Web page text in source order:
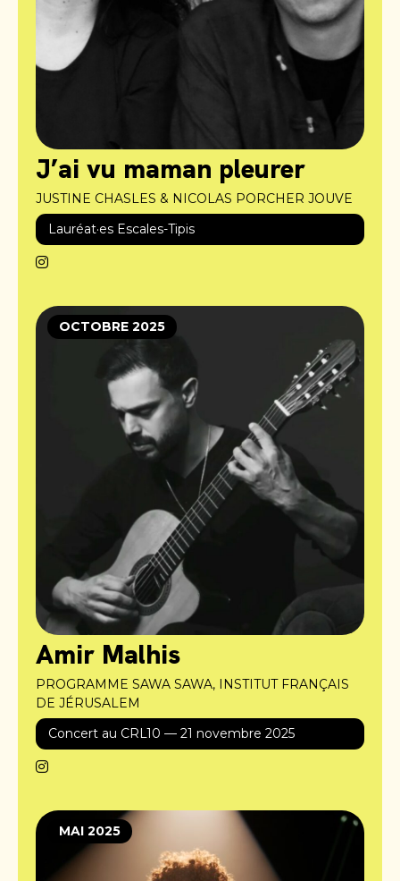
J’ai vu maman pleurer
JUSTINE CHASLES & NICOLAS PORCHER JOUVE
Lauréat·es Escales-Tipis
Amir Malhis
PROGRAMME SAWA SAWA, INSTITUT FRANÇAIS
DE JÉRUSALEM
Concert au CRL10 — 21 novembre 2025
OCTOBRE 2025
MAI 2025